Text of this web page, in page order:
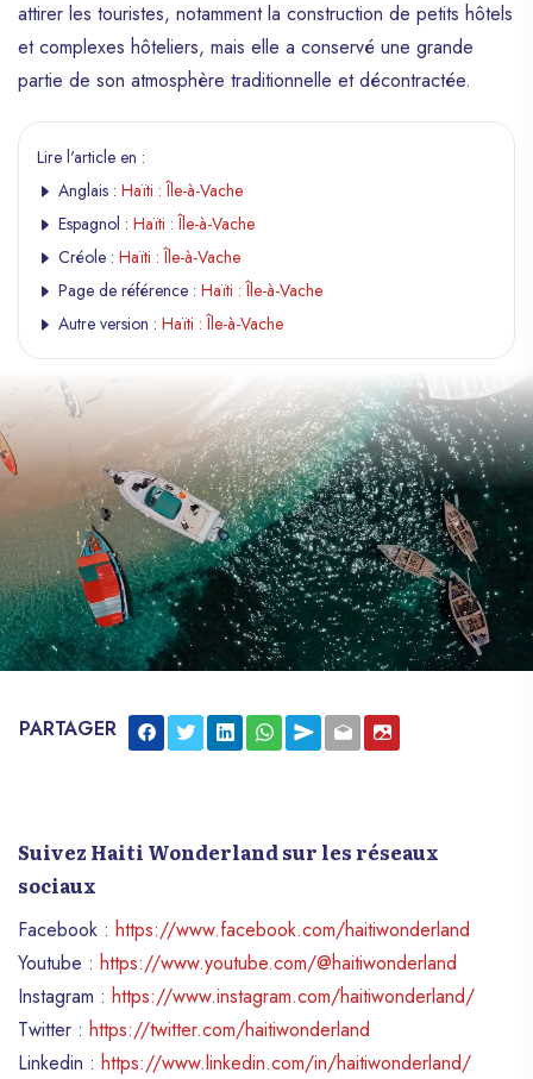
attirer les touristes, notamment la construction de petits hôtels
et complexes hôteliers, mais elle a conservé une grande
partie de son atmosphère traditionnelle et décontractée.
Lire l'article en :
Anglais : Haïti : Île-à-Vache
Espagnol : Haïti : Île-à-Vache
Créole : Haïti : Île-à-Vache
Page de référence : Haïti : Île-à-Vache
Autre version : Haïti : Île-à-Vache
PARTAGER
Suivez Haiti Wonderland sur les réseaux
sociaux
Facebook : https://www.facebook.com/haitiwonderland
Youtube : https://www.youtube.com/@haitiwonderland
Instagram : https://www.instagram.com/haitiwonderland/
Twitter : https://twitter.com/haitiwonderland
Linkedin : https://www.linkedin.com/in/haitiwonderland/